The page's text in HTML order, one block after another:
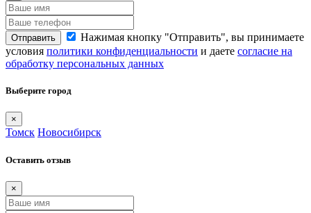
Отправить
Нажимая кнопку "Отправить", вы принимаете
условия политики конфиденциальности и даете согласие на
обработку персональных данных
Выберите город
×
Томск Новосибирск
Оставить отзыв
×